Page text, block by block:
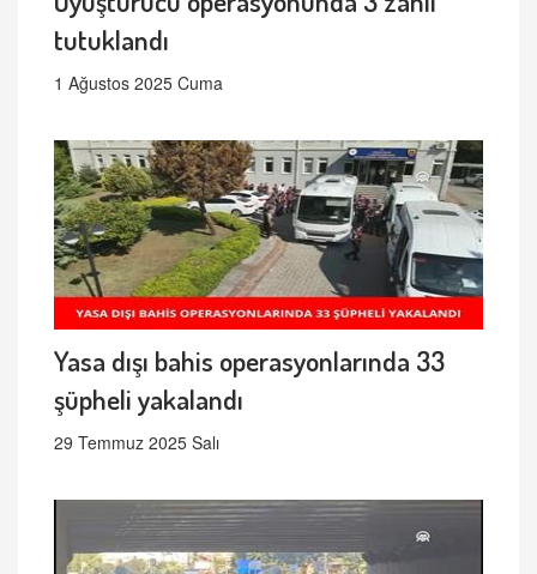
tutuklandı
1 Ağustos 2025 Cuma
Yasa dışı bahis operasyonlarında 33
şüpheli yakalandı
29 Temmuz 2025 Salı